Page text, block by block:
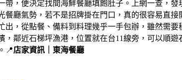
，便決定找間海鮮餐廳填飽肚子。上網一查，發
廳氣勢，若不是招牌掛在門口，真的很容易直
，從點餐、備料到料理幾乎一手包辦，雖然需要
，鄰近石梯坪漁港，位置就在台11線旁，可以順
📍店家資訊｜東海餐廳